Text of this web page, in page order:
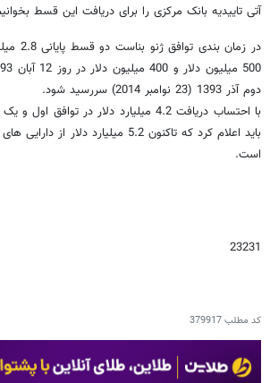
آتی تاییدیه بانک مرکزی را برای دریافت این قسط
در
دوم آذر 1393 (23 نوامبر 2014) سررسید شود.
با احتساب دریافت 4.2 میلیارد دلار در
باید اعلام کرد که تاکنون 5.2 میلیارد
است.
23231
کد مطلب379917